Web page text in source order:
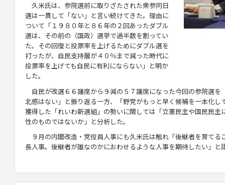
久米氏は、参院選前に取りざたされた衆参同日
選は一貫して「ない」と言い続けてきた。理由に
ついて「１９８０年と８６年の２回あったダブル
選は、その前の（国政）選挙で過半数を割ってい
た。その回復と投票率を上げるためにダブル選を
打ったが、自民支持層が４０％まで減った時代に
投票率を上げても自民に有利にならない」と明か
した。
自民が改選６６議席から９減の５７議席になった今回の参院選を
北感はない」と振り返る一方、「野党がもっと早く候補を一本化
獲得した「れいわ新選組」の勢いに関しては「立憲民主や国民民
性のものではないか」と分析した。
９月の内閣改造・党役員人事にも久米氏は触れ「後継者を育てる
長人事。後継者が誰なのかにおわせるような人事を期待したい」と